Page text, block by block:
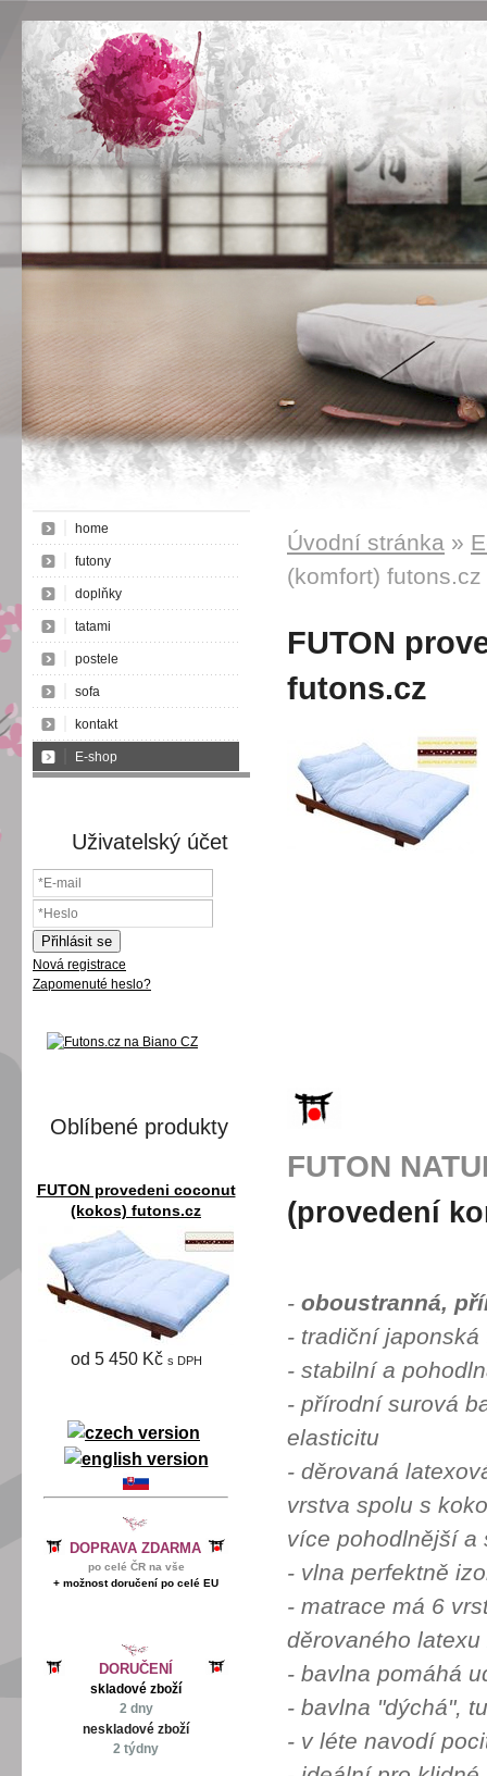
Úvodní stránka »
(komfort) futons.cz
FUTON
futons.cz
FUTON
(provedení
- oboustranná,
- tradiční japonská
- stabilní a
- přírodní surová
elasticitu
- děrovaná
vrstva spolu s
více pohodlnější a
- vlna perfektně
- matrace má 6
děrovaného
- bavlna pomáhá
- bavlna "dýchá",
- v léte navodí
home
futony
doplňky
tatami
postele
sofa
kontakt
E-shop
Uživatelský účet
Nová registrace
Zapomenuté heslo?
Oblíbené produkty
FUTON provedeni coconut
(kokos) futons.cz
od 5 450 Kč s DPH
DOPRAVA ZDARMA
po celé ČR na vše
+ možnost doručení po celé EU
DORUČENÍ
skladové zboží
2 dny
neskladové zboží
2 týdny